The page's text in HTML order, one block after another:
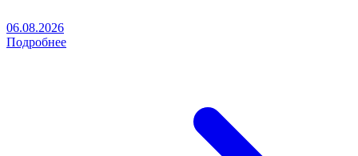
06.08.2026
Подробнее